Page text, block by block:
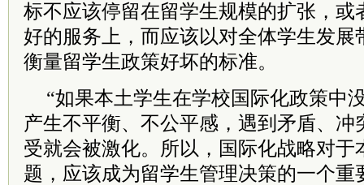
标不应该停留在留学生规模的扩张，或
好的服务上，而应该以对全体学生发展
衡量留学生政策好坏的标准。
“如果本土学生在学校国际化政策中
产生不平衡、不公平感，遇到矛盾、冲
受就会被激化。所以，国际化战略对于
题，应该成为留学生管理决策的一个重